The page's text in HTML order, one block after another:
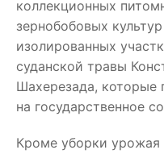
коллекционных
зернобобовых
изолированных
суданской травы
Шахерезада, которые
на государственное
Кроме уборки